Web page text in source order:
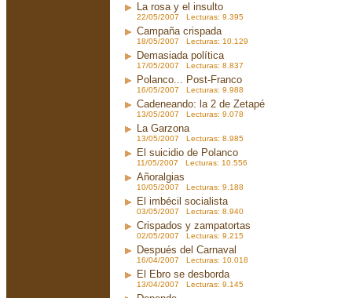
La rosa y el insulto
22/05/2007 Lecturas: 9.395
Campaña crispada
18/05/2007 Lecturas: 10.129
Demasiada política
17/05/2007 Lecturas: 8.837
Polanco... Post-Franco
16/05/2007 Lecturas: 9.988
Cadeneando: la 2 de Zetapé
13/05/2007 Lecturas: 9.078
La Garzona
13/05/2007 Lecturas: 8.985
El suicidio de Polanco
11/05/2007 Lecturas: 10.556
Añoralgias
10/05/2007 Lecturas: 9.188
El imbécil socialista
03/05/2007 Lecturas: 8.940
Crispados y zampatortas
02/05/2007 Lecturas: 9.215
Después del Carnaval
16/04/2007 Lecturas: 10.018
El Ebro se desborda
13/04/2007 Lecturas: 9.145